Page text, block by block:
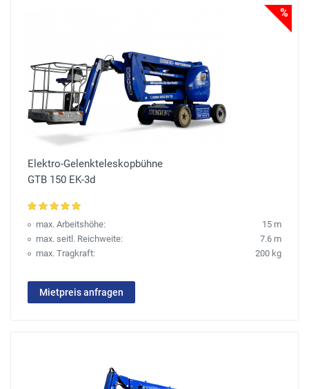
%
Elektro-Gelenkteleskopbühne
GTB 150 EK-3d
max. Arbeitshöhe:
15 m
max. seitl. Reichweite:
7.6 m
max. Tragkraft:
200 kg
Mietpreis anfragen